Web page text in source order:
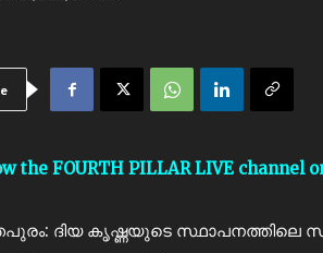
the FOURTH PILLAR LIVE channel
ദിയ കൃഷ്ണയുടെ സ്ഥാപനത്തിലെ